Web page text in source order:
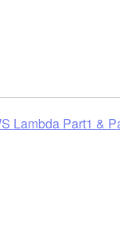
Lambda Part1 &